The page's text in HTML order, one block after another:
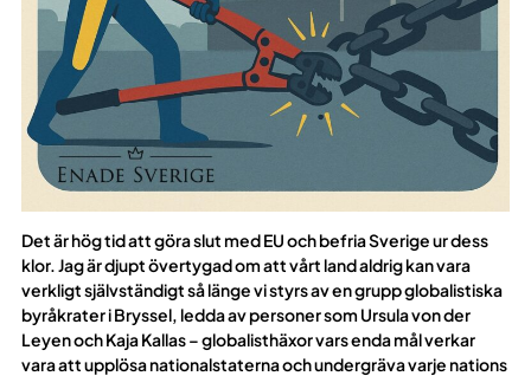
Det är hög tid att göra slut med EU och befria Sverige ur dess
klor. Jag är djupt övertygad om att vårt land aldrig kan vara
verkligt självständigt så länge vi styrs av en grupp globalistiska
byråkrater i Bryssel, ledda av personer som Ursula von der
Leyen och Kaja Kallas – globalisthäxor vars enda mål verkar
vara att upplösa nationalstaterna och undergräva varje nations